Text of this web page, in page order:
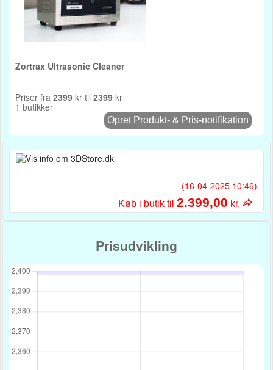
Zortrax Ultrasonic Cleaner
Priser fra 2399 kr til 2399 kr
1 butikker
Opret Produkt- & Pris-notifikation
-- (16-04-2025 10:46)
Køb i butik til 2.399,00 kr.
Prisudvikling